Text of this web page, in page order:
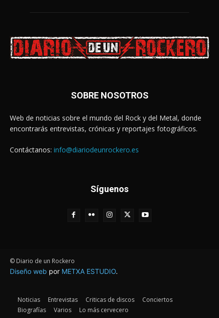
SOBRE NOSOTROS
Web de noticias sobre el mundo del Rock y del Metal, donde
encontrarás entrevistas, crónicas y reportajes fotográficos.
Contáctanos: info@diariodeunrockero.es
Síguenos
© Diario de un Rockero
Diseño web por METXA ESTUDIO.
Noticias Entrevistas Criticas de discos
Conciertos
Biografías
Varios Lo más cervecero